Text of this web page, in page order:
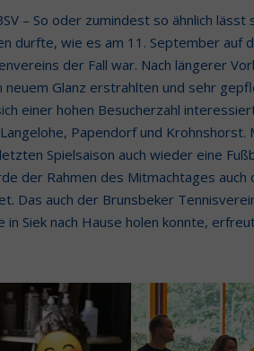
– So oder zumindest so ähnlich lässt
durfte, wie es am 11. September auf
der Fall war. Nach längerer
neuem Glanz erstrahlten und sehr
einer hohen Besucherzahl
Papendorf und
Spielsaison auch wieder eine
der Rahmen des Mitmachtages
Das auch der Brunsbeker
in Siek nach Hause holen konnte,